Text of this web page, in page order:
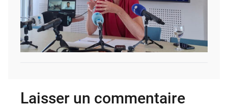
Laisser un commentaire